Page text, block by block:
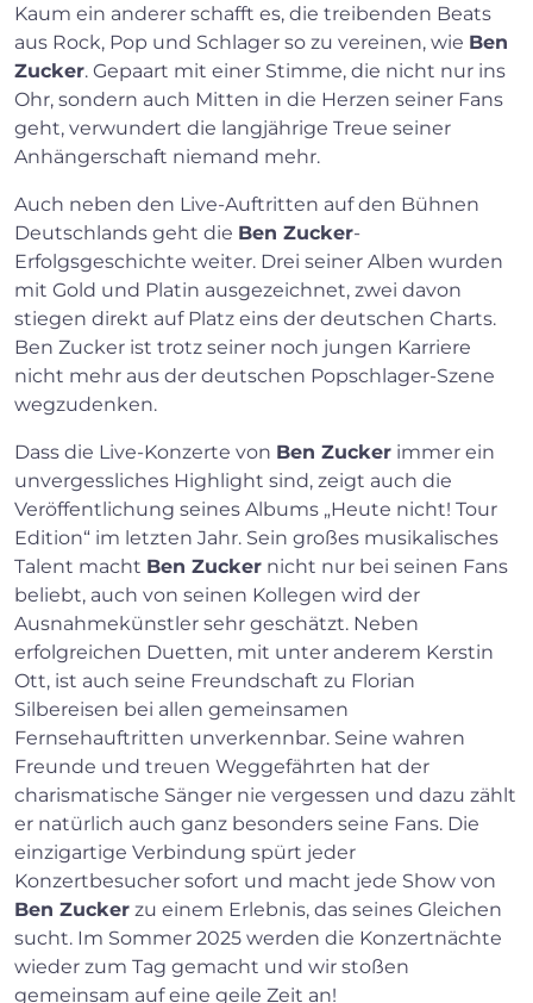
Kaum ein anderer schafft es, die treibenden Beats
aus Rock, Pop und Schlager so zu vereinen, wie Ben
Zucker. Gepaart mit einer Stimme, die nicht nur ins
Ohr, sondern auch Mitten in die Herzen seiner Fans
geht, verwundert die langjährige Treue seiner
Anhängerschaft niemand mehr.
Auch neben den Live-Auftritten auf den Bühnen
Deutschlands geht die Ben Zucker-
Erfolgsgeschichte weiter. Drei seiner Alben wurden
mit Gold und Platin ausgezeichnet, zwei davon
stiegen direkt auf Platz eins der deutschen Charts.
Ben Zucker ist trotz seiner noch jungen Karriere
nicht mehr aus der deutschen Popschlager-Szene
wegzudenken.
Dass die Live-Konzerte von Ben Zucker immer ein
unvergessliches Highlight sind, zeigt auch die
Veröffentlichung seines Albums „Heute nicht! Tour
Edition“ im letzten Jahr. Sein großes musikalisches
Talent macht Ben Zucker nicht nur bei seinen Fans
beliebt, auch von seinen Kollegen wird der
Ausnahmekünstler sehr geschätzt. Neben
erfolgreichen Duetten, mit unter anderem Kerstin
Ott, ist auch seine Freundschaft zu Florian
Silbereisen bei allen gemeinsamen
Fernsehauftritten unverkennbar. Seine wahren
Freunde und treuen Weggefährten hat der
charismatische Sänger nie vergessen und dazu zählt
er natürlich auch ganz besonders seine Fans. Die
einzigartige Verbindung spürt jeder
Konzertbesucher sofort und macht jede Show von
Ben Zucker zu einem Erlebnis, das seines Gleichen
sucht. Im Sommer 2025 werden die Konzertnächte
wieder zum Tag gemacht und wir stoßen
gemeinsam auf eine geile Zeit an!